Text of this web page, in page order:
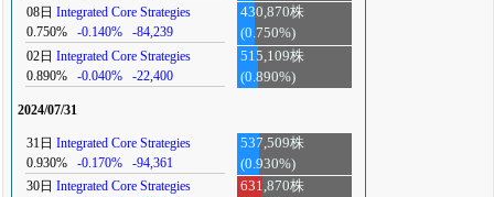
08日 Integrated Core Strategies
0.750%
-0.140% -84,239
430,870株
(0.750%)
02日 Integrated Core Strategies
0.890%
-0.040% -22,400
515,109株
(0.890%)
2024/07/31
31日 Integrated Core Strategies
0.930%
-0.170% -94,361
537,509株
(0.930%)
30日 Integrated Core Strategies
631,870株